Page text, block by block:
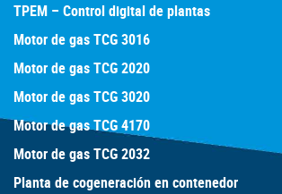
TPEM – Control digital de plantas
Motor de gas TCG 3016
Motor de gas TCG 2020
Motor de gas TCG 3020
Motor de gas TCG 4170
Motor de gas TCG 2032
Planta de cogeneración en contenedor